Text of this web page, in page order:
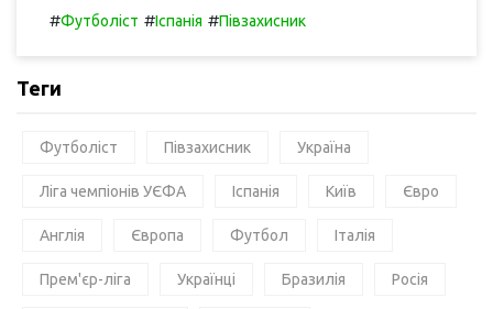
#Футболіст #Іспанія #Півзахисник
Теги
Футболіст Півзахисник Україна
Ліга чемпіонів УЄФА Іспанія Київ Євро
Англія Європа Футбол Італія
Прем'єр-ліга Українці Бразилія Росія